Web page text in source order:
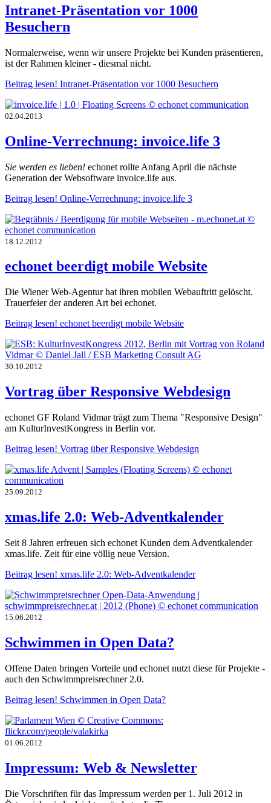
Intranet-Präsentation vor 1000
Besuchern
Normalerweise, wenn wir unsere Projekte bei Kunden präsentieren,
ist der Rahmen kleiner - diesmal nicht.
Beitrag lesen! Intranet-Präsentation vor 1000 Besuchern
02.04.2013
Online-Verrechnung: invoice.life 3
Sie werden es lieben! echonet rollte Anfang April die nächste
Generation der Websoftware invoice.life aus.
Beitrag lesen! Online-Verrechnung: invoice.life 3
18.12.2012
echonet beerdigt mobile Website
Die Wiener Web-Agentur hat ihren mobilen Webauftritt gelöscht.
Trauerfeier der anderen Art bei echonet.
Beitrag lesen! echonet beerdigt mobile Website
30.10.2012
Vortrag über Responsive Webdesign
echonet GF Roland Vidmar trägt zum Thema "Responsive Design"
am KulturInvestKongress in Berlin vor.
Beitrag lesen! Vortrag über Responsive Webdesign
25.09.2012
xmas.life 2.0: Web-Adventkalender
Seit 8 Jahren erfreuen sich echonet Kunden dem Adventkalender
xmas.life. Zeit für eine völlig neue Version.
Beitrag lesen! xmas.life 2.0: Web-Adventkalender
15.06.2012
Schwimmen in Open Data?
Offene Daten bringen Vorteile und echonet nutzt diese für Projekte -
auch den Schwimmpreisrechner 2.0.
Beitrag lesen! Schwimmen in Open Data?
01.06.2012
Impressum: Web & Newsletter
Die Vorschriften für das Impressum werden per 1. Juli 2012 in